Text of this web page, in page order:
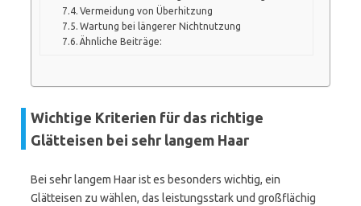
Vermeidung von Überhitzung
Wartung bei längerer Nichtnutzung
Ähnliche Beiträge:
Wichtige Kriterien für das richtige
Glätteisen bei sehr langem Haar
Bei sehr langem Haar ist es besonders wichtig, ein
Glätteisen zu wählen, das leistungsstark und großflächig